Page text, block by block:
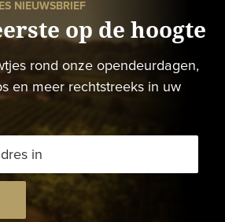
NIEUWSBRIEF
op de hoogte
rond onze opendeurdagen,
en meer rechtstreeks in uw